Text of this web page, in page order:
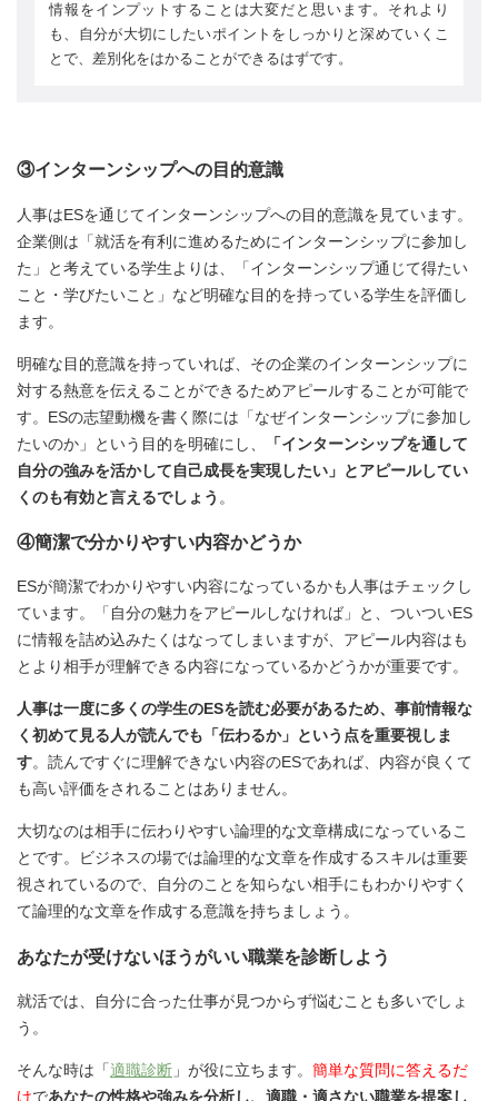
情報をインプットすることは大変だと思います。それより
も、自分が大切にしたいポイントをしっかりと深めていくこ
とで、差別化をはかることができるはずです。
③インターンシップへの目的意識
人事はESを通じてインターンシップへの目的意識を見ています。
企業側は「就活を有利に進めるためにインターンシップに参加し
た」と考えている学生よりは、「インターンシップ通じて得たい
こと・学びたいこと」など明確な目的を持っている学生を評価し
ます。
明確な目的意識を持っていれば、その企業のインターンシップに
対する熱意を伝えることができるためアピールすることが可能で
す。ESの志望動機を書く際には「なぜインターンシップに参加し
たいのか」という目的を明確にし、
「インターンシップを通して
自分の強みを活かして自己成長を実現したい」とアピールしてい
くのも有効と言えるでしょう 。
④簡潔で分かりやすい内容かどうか
ESが簡潔でわかりやすい内容になっているかも人事はチェックし
ています。「自分の魅力をアピールしなければ」と、ついついES
に情報を詰め込みたくはなってしまいますが、アピール内容はも
とより相手が理解できる内容になっているかどうかが重要です。
人事は一度に多くの学生のESを読む必要があるため、事前情報な
く初めて見る人が読んでも「伝わるか」という点を重要視しま
す。読んですぐに理解できない内容のESであれば、内容が良くて
も高い評価をされることはありません。
大切なのは相手に伝わりやすい論理的な文章構成になっているこ
とです。ビジネスの場では論理的な文章を作成するスキルは重要
視されているので、自分のことを知らない相手にもわかりやすく
て論理的な文章を作成する意識を持ちましょう。
あなたが受けないほうがいい職業を診断しよう
就活では、自分に合った仕事が見つからず悩むことも多いでしょ
う。
そんな時は「適職診断 」が役に立ちます。 簡単な質問に答えるだ
けであなたの性格や強みを分析し、適職・適さない職業を提案し